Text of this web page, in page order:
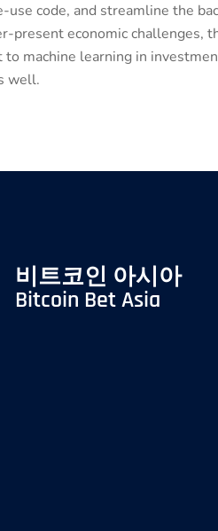
code, and streamline the
economic challenges,
machine learning in
well.
비트코인 아시아
Bitcoin Bet Asia